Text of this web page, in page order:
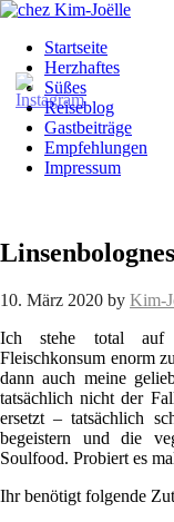
Startseite
Herzhaftes
Süßes
Reiseblog
Gastbeiträge
Empfehlungen
Impressum
10. März 2020 by Kim-
Ich stehe total auf
Fleischkonsum enorm
dann auch meine
tatsächlich nicht der
ersetzt – tatsächlich
begeistern und die
Soulfood. Probiert es
Ihr benötigt folgende